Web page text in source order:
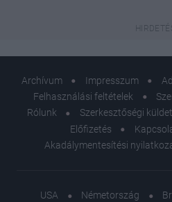
Archívum Impresszum
Felhasználási feltételek
Rólunk
Szerkesztőségi
Előfizetés
Akadálymentesítési
USA Németország